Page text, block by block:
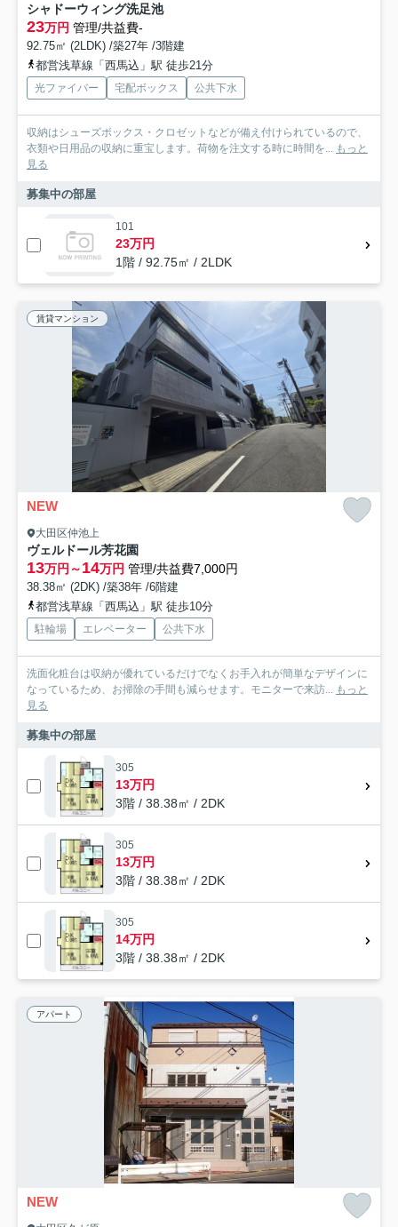
シャドーウィング洗足池
23万円 管理/共益費-
92.75㎡ (2LDK) /築27年 /3階建
都営浅草線「西馬込」駅 徒歩21分
光ファイバー 宅配ボックス 公共下水
収納はシューズボックス・クロゼットなどが備え付けられているので、
衣類や日用品の収納に重宝します。荷物を注文する時に時間を... もっと
見る
募集中の部屋
101
23万円
1階 / 92.75㎡ / 2LDK
賃貸マンション
NEW
大田区仲池上
ヴェルドール芳花園
13万円～14万円 管理/共益費7,000円
38.38㎡ (2DK) /築38年 /6階建
都営浅草線「西馬込」駅 徒歩10分
駐輪場 エレベーター 公共下水
洗面化粧台は収納が優れているだけでなくお手入れが簡単なデザインに
なっているため、お掃除の手間も減らせます。モニターで来訪... もっと
見る
募集中の部屋
305
13万円
3階 / 38.38㎡ / 2DK
305
13万円
3階 / 38.38㎡ / 2DK
305
14万円
3階 / 38.38㎡ / 2DK
アパート
NEW